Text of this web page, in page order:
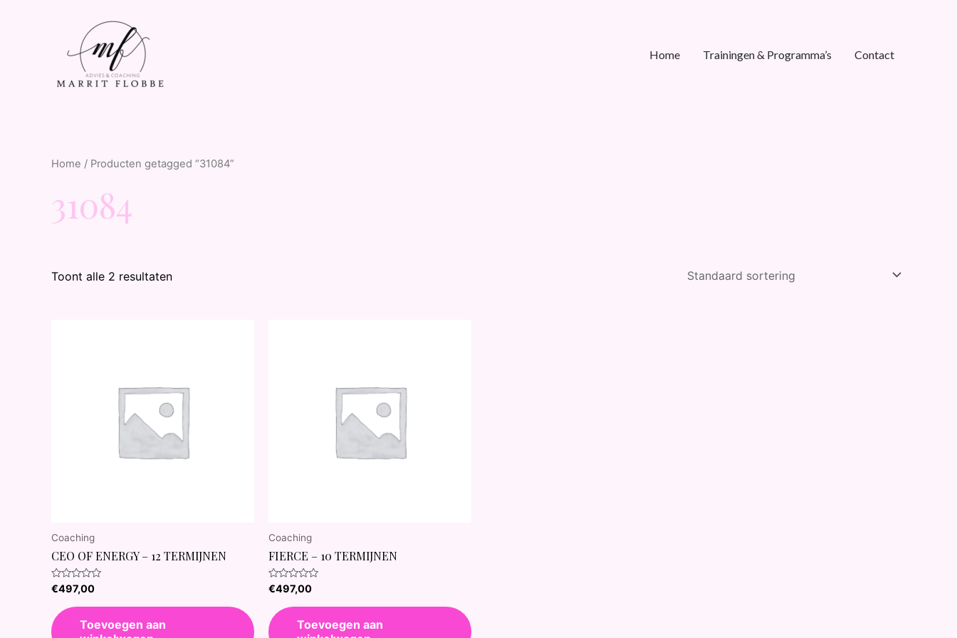
Home Trainingen & Programma’s Contact
Home / Producten getagged “31084”
31084
Toont alle 2 resultaten
Coaching
CEO OF ENERGY – 12 TERMIJNEN
Waardering
0
5
€497,00
Toevoegen aan
Coaching
FIERCE – 10 TERMIJNEN
Waardering
0
5
€497,00
Toevoegen aan